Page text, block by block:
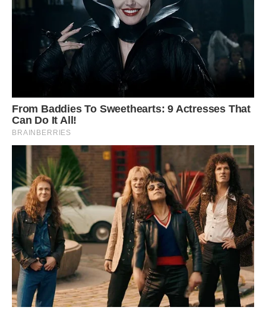
– То ви тут пийте, а я поратися до худоби пішов, і до ночі
не сидіть, – мовив Гнат вже на порозі кухні.